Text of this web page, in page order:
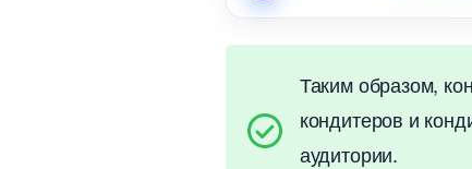
Таким образом,
кондитеров и
аудитории.